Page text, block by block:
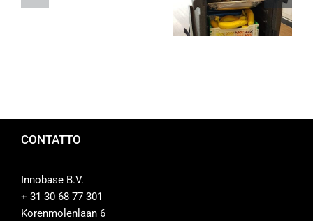
alimentare
CONTATTO
Innobase B.V.
+ 31 30 68 77 301
Korenmolenlaan 6